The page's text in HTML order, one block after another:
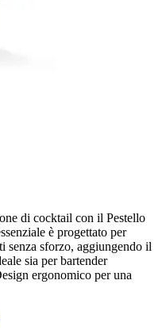
di cocktail con il Pestello
è progettato per
senza sforzo, aggiungendo il
sia per bartender
ergonomico per una